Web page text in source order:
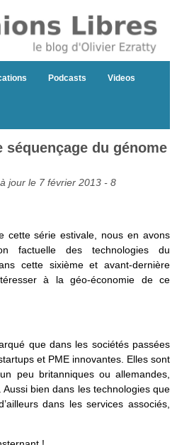
Podcasts Videos
du génome
jour le 7 février 2013 - 8
cette série estivale, nous en avons
factuelle des technologies du
cette sixième et avant-dernière
à la géo-économie de ce
que dans les sociétés passées
et PME innovantes. Elles sont
peu britanniques ou allemandes,
bien dans les technologies que
dans les services associés,